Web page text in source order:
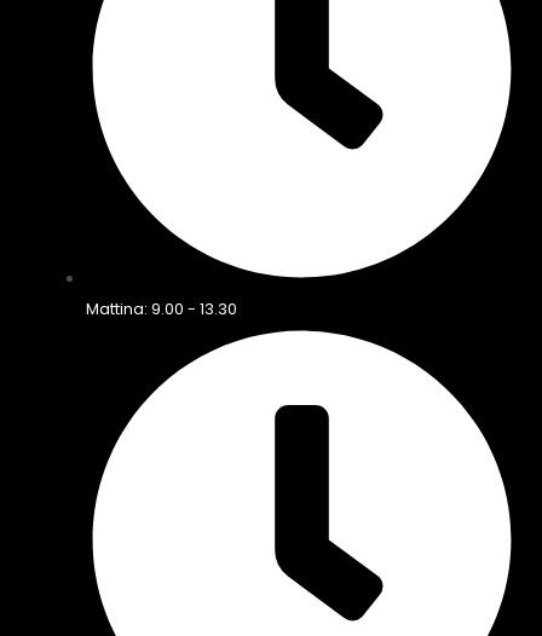
Mattina: 9.00 - 13.30